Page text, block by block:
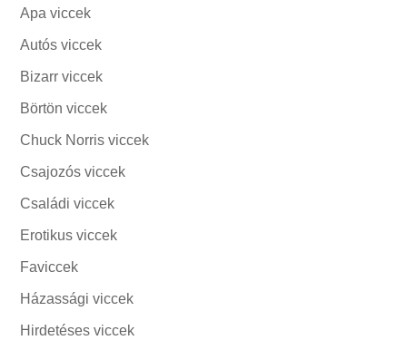
Apa viccek
Autós viccek
Bizarr viccek
Börtön viccek
Chuck Norris viccek
Csajozós viccek
Családi viccek
Erotikus viccek
Faviccek
Házassági viccek
Hirdetéses viccek